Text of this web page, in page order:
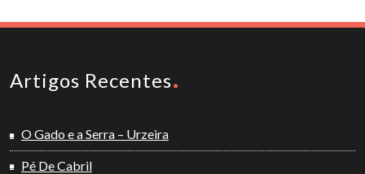
Artigos Recentes
O Gado e a Serra – Urzeira
Pé De Cabril